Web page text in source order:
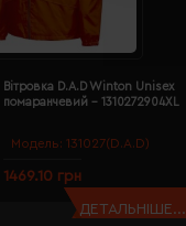
Модель: 131027(D.A.D)
Вітровка D.A.D Winton Unisex
помаранчевий - 1310272904XL
1469.10 грн
ДЕТАЛЬНІШЕ...